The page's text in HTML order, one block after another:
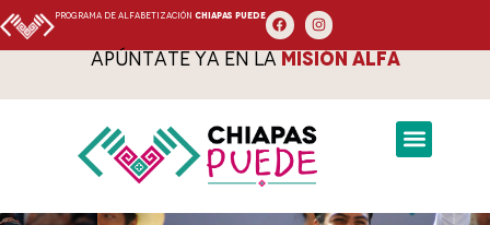
PROGRAMA DE ALFABETIZACIÓN CHIAPAS PUEDE
APÚNTATE YA EN LA MISIÓN ALFA